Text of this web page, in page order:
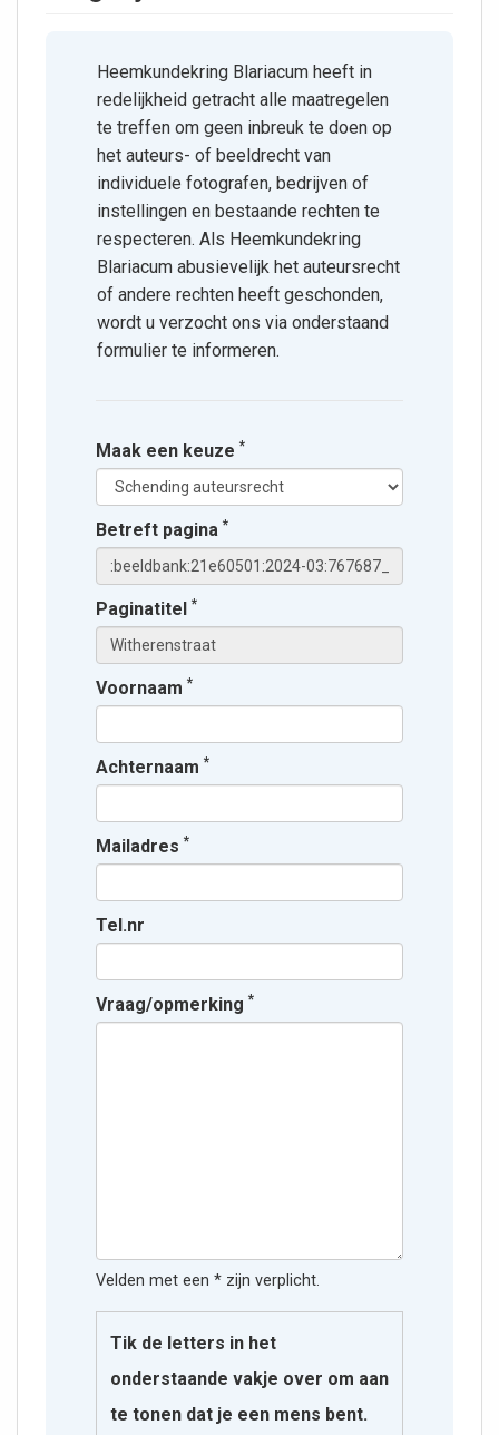
Heemkundekring Blariacum heeft in
redelijkheid getracht alle maatregelen
te treffen om geen inbreuk te doen op
het auteurs- of beeldrecht van
individuele fotografen, bedrijven of
instellingen en bestaande rechten te
respecteren. Als Heemkundekring
Blariacum abusievelijk het auteursrecht
of andere rechten heeft geschonden,
wordt u verzocht ons via onderstaand
formulier te informeren.
Maak een keuze *
Betreft pagina *
Paginatitel *
Voornaam *
Achternaam *
Mailadres *
Tel.nr
Vraag/opmerking *
Velden met een * zijn verplicht.
Tik de letters in het
onderstaande vakje over om aan
te tonen dat je een mens bent.